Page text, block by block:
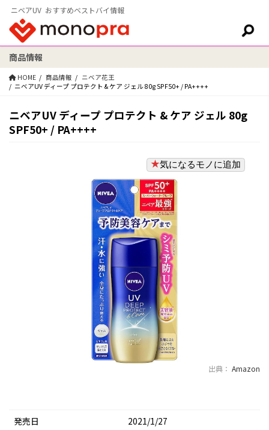
ニベアUV おすすめベストバイ情報
検索:
商品情報
HOME 商品情報
ニベア花王
ニベアUV ディープ プロテクト & ケア ジェル 80g SPF50+ / PA++++
ニベアUV ディープ プロテクト & ケア ジェル 80g
SPF50+ / PA++++
気になるモノに追加
出典： Amazon
発売日
2021/1/27